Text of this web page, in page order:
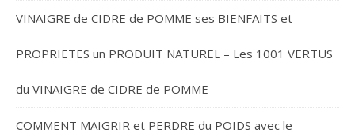
VINAIGRE de CIDRE de POMME ses BIENFAITS et
PROPRIETES un PRODUIT NATUREL – Les 1001 VERTUS
du VINAIGRE de CIDRE de POMME
COMMENT MAIGRIR et PERDRE du POIDS avec le